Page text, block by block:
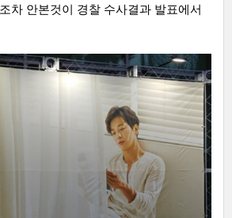
차 안본것이 경찰 수사결과 발표에서